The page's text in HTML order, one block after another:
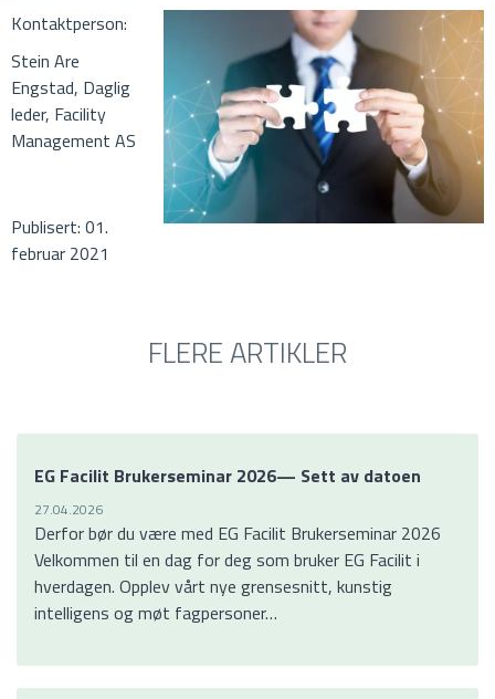
Kontaktperson:
Stein Are
Engstad, Daglig
leder, Facility
Management AS
Publisert: 01.
februar 2021
FLERE ARTIKLER
EG Facilit Brukerseminar 2026— Sett av datoen
27.04.2026
Derfor bør du være med EG Facilit Brukerseminar 2026
Velkommen til en dag for deg som bruker EG Facilit i
hverdagen. Opplev vårt nye grensesnitt, kunstig
intelligens og møt fagpersoner…